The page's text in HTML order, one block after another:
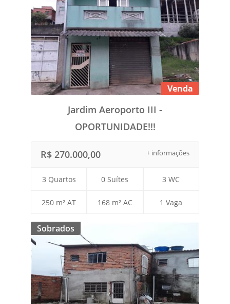
Venda
Jardim Aeroporto III -
OPORTUNIDADE!!!
+ informações
R$ 270.000,00
3 Quartos 0 Suítes 3 WC
250 m² AT 168 m² AC 1 Vaga
Sobrados